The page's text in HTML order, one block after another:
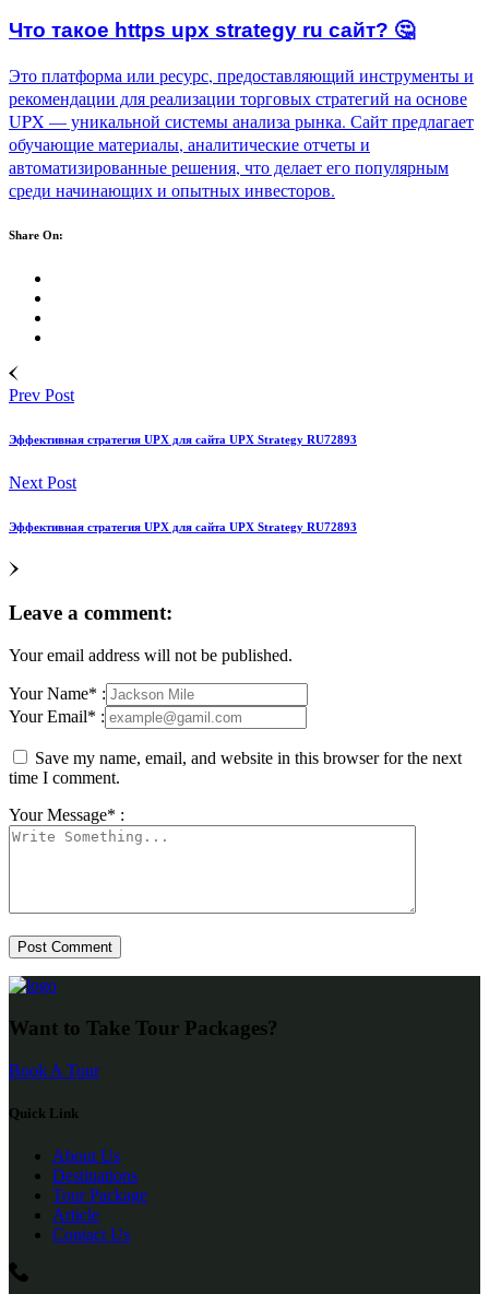
Что такое https upx strategy ru сайт? 🤔
Это платформа или ресурс, предоставляющий инструменты и
рекомендации для реализации торговых стратегий на основе
UPX — уникальной системы анализа рынка. Сайт предлагает
обучающие материалы, аналитические отчеты и
автоматизированные решения, что делает его популярным
среди начинающих и опытных инвесторов.
Share On:
Prev Post
Эффективная стратегия UPX для сайта UPX Strategy RU72893
Next Post
Эффективная стратегия UPX для сайта UPX Strategy RU72893
Leave a comment:
Your email address will not be published.
Your Name* :
Your Email* :
Save my name, email, and website in this browser for the next
time I comment.
Your Message* :
Want to Take Tour Packages?
Book A Tour
Quick Link
About Us
Destinations
Tour Package
Article
Contact Us